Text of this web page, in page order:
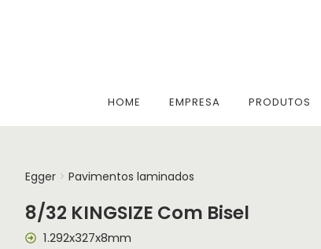
HOME EMPRESA PRODUTOS
Egger > Pavimentos laminados
8/32 KINGSIZE Com Bisel
1.292x327x8mm